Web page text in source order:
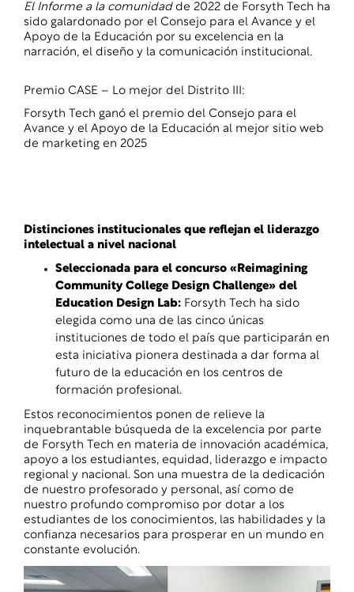
El Informe a la comunidadde 2022 de Forsyth Tech ha
sido galardonado por el Consejo para el Avance y el
Apoyo de la Educación por su excelencia en la
narración, el diseño y la comunicación institucional.
Premio CASE – Lo mejor del Distrito III:
Forsyth Tech ganó el premio del Consejo para el
Avance y el Apoyo de la Educación al mejor sitio web
de marketing en 2025
Distinciones institucionales que reflejan el liderazgo
intelectual a nivel nacional
Seleccionada para el concurso «Reimagining
Community College Design Challenge» del
Education Design Lab: Forsyth Tech ha sido
elegida como una de las cinco únicas
instituciones de todo el país que participarán en
esta iniciativa pionera destinada a dar forma al
futuro de la educación en los centros de
formación profesional.
Estos reconocimientos ponen de relieve la
inquebrantable búsqueda de la excelencia por parte
de Forsyth Tech en materia de innovación académica,
apoyo a los estudiantes, equidad, liderazgo e impacto
regional y nacional. Son una muestra de la dedicación
de nuestro profesorado y personal, así como de
nuestro profundo compromiso por dotar a los
estudiantes de los conocimientos, las habilidades y la
confianza necesarios para prosperar en un mundo en
constante evolución.